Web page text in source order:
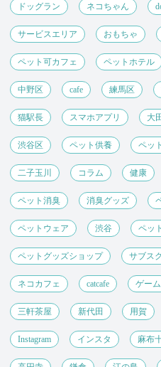
ドッグラン ネコちゃん
サービスエリア おもちゃ
ペット可カフェ ペットホテル
中野区 cafe 練馬区
猫駅長 スマホアプリ 大
渋谷区 ペット供養 ペッ
二子玉川 コラム 健康
ペット消臭 消臭グッズ
ペットウェア 渋谷 ペッ
ペットグッズショップ サブスク
ネコカフェ catcafe ゲーム
三軒茶屋 新代田 用賀
Instagram インスタ 麻布